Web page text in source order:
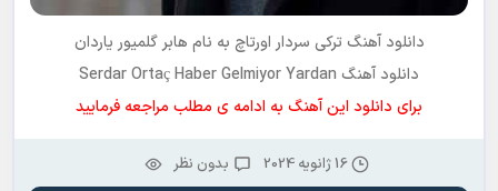
دانلود آهنگ ترکی سردار اورتاچ به نام هابر گلمیور یاردان
دانلود آهنگ Serdar Ortaç Haber Gelmiyor Yardan
برای دانلود این آهنگ به ادامه ی مطلب مراجعه فرمایید
16 ژانویه 2024 بدون نظر